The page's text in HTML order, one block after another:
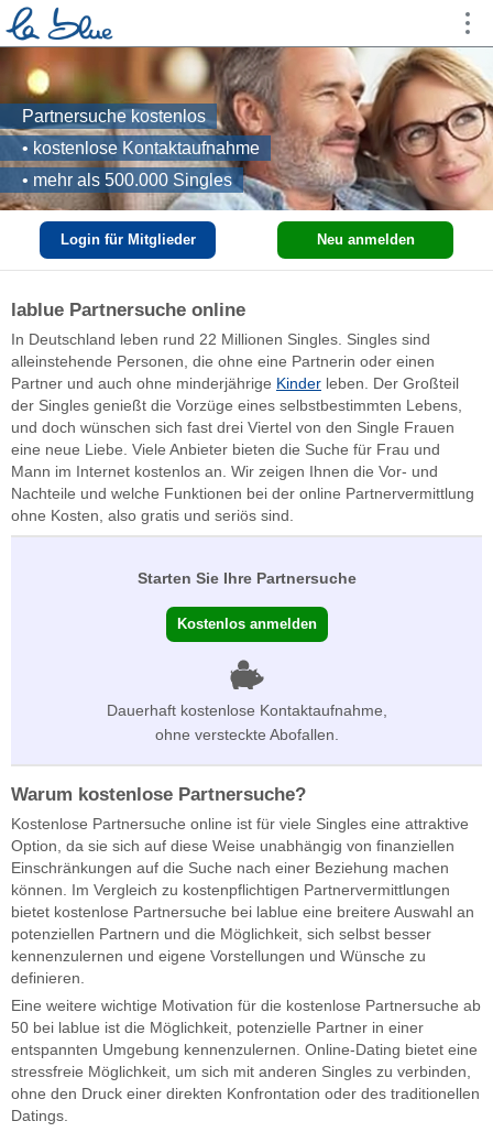
Partnersuche kostenlos
• kostenlose Kontaktaufnahme
• mehr als 500.000 Singles
Login für Mitglieder Neu anmelden
lablue Partnersuche online
In Deutschland leben rund 22 Millionen Singles. Singles sind
alleinstehende Personen, die ohne eine Partnerin oder einen
Partner und auch ohne minderjährige Kinder leben. Der Großteil
der Singles genießt die Vorzüge eines selbstbestimmten Lebens,
und doch wünschen sich fast drei Viertel von den Single Frauen
eine neue Liebe. Viele Anbieter bieten die Suche für Frau und
Mann im Internet kostenlos an. Wir zeigen Ihnen die Vor- und
Nachteile und welche Funktionen bei der online Partnervermittlung
ohne Kosten, also gratis und seriös sind.
Starten Sie Ihre Partnersuche
Kostenlos anmelden
Dauerhaft kostenlose Kontaktaufnahme,
ohne versteckte Abofallen.
Warum kostenlose Partnersuche?
Kostenlose Partnersuche online ist für viele Singles eine attraktive
Option, da sie sich auf diese Weise unabhängig von finanziellen
Einschränkungen auf die Suche nach einer Beziehung machen
können. Im Vergleich zu kostenpflichtigen Partnervermittlungen
bietet kostenlose Partnersuche bei lablue eine breitere Auswahl an
potenziellen Partnern und die Möglichkeit, sich selbst besser
kennenzulernen und eigene Vorstellungen und Wünsche zu
definieren.
Eine weitere wichtige Motivation für die kostenlose Partnersuche ab
50 bei lablue ist die Möglichkeit, potenzielle Partner in einer
entspannten Umgebung kennenzulernen. Online-Dating bietet eine
stressfreie Möglichkeit, um sich mit anderen Singles zu verbinden,
ohne den Druck einer direkten Konfrontation oder des traditionellen
Datings.